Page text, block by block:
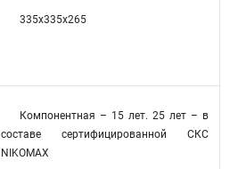
335х335x265
Компонентная – 15 лет. 25 лет – в
составе сертифицированной СКС
NIKOMAX